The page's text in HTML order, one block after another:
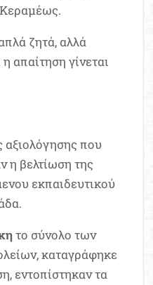
ζητά, αλλά
απαίτηση γίνεται
αξιολόγησης που
η βελτίωση της
εκπαιδευτικού
το σύνολο των
καταγράφηκε
εντοπίστηκαν τα